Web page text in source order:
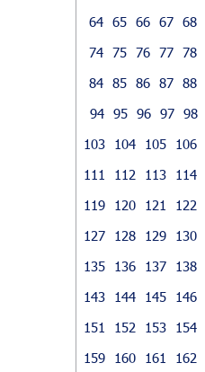
64 65 66 67 68
74 75 76 77 78
84 85 86 87 88
94 95 96 97 98
103
104 105 106
111
112 113 114
119
120 121 122
127
128 129 130
135
136 137 138
143
144 145 146
151
152 153 154
159
160 161 162